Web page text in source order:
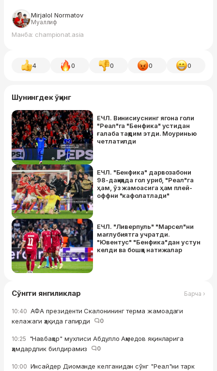
Mirjalol Normatov
Муаллиф
Манба: championat.asia
4 0 0 0 0
Шунингдек ўқинг
ЕЧЛ. Винисиуснинг ягона голи
"Реал"га "Бенфика" устидан
ғалаба тақдим этди. Моуринью
четлатилди
ЕЧЛ. "Бенфика" дарвозабони
98-дақиқада гол уриб, "Реал"га
ҳам, ўз жамоасига ҳам плей-
оффни "кафолатлади"
ЕЧЛ. "Ливерпуль" "Марсел"ни
мағлубиятга учратди.
"Ювентус" "Бенфика"дан устун
келди ва бошқа натижалар
Сўнгги янгиликлар Барча ›
10:40 АФА президенти Скалонининг терма жамоадаги
келажаги ҳақида гапирди
0
10:25 "Навбаҳор" мухлиси Абдулло Аҳмедов яқинларига
ҳамдардлик билдирамиз
0
10:00 Инсайдер Диоманде келганидан сўнг "Реал"ни тарк